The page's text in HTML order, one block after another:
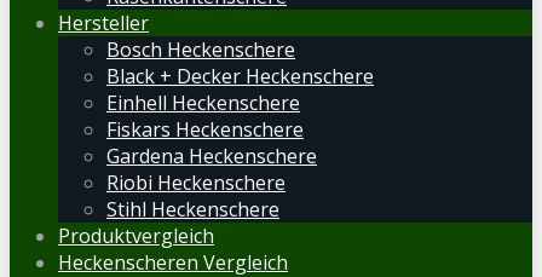
Hersteller
Bosch Heckenschere
Black + Decker Heckenschere
Einhell Heckenschere
Fiskars Heckenschere
Gardena Heckenschere
Riobi Heckenschere
Stihl Heckenschere
Produktvergleich
Heckenscheren Vergleich